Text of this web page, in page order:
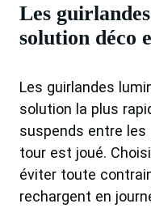
Les
solution déco
Les guirlandes
solution la plus
suspends entre
tour est joué.
éviter toute
rechargent en